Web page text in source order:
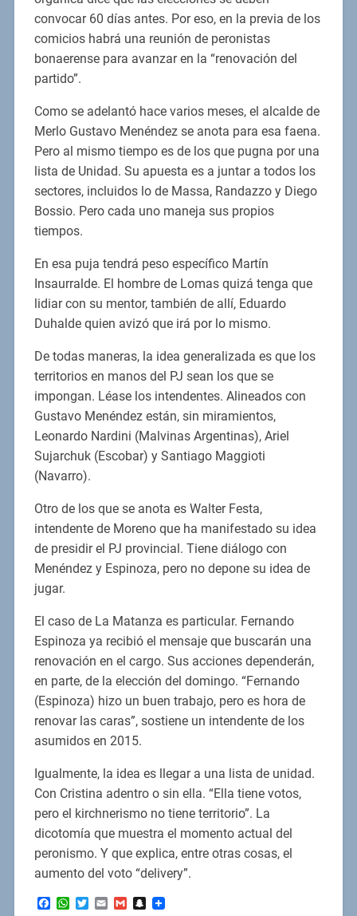
convocar 60 días antes. Por eso, en la previa de los
comicios habrá una reunión de peronistas
bonaerense para avanzar en la “renovación del
partido”.
Como se adelantó hace varios meses, el alcalde de
Merlo Gustavo Menéndez se anota para esa faena.
Pero al mismo tiempo es de los que pugna por una
lista de Unidad. Su apuesta es a juntar a todos los
sectores, incluidos lo de Massa, Randazzo y Diego
Bossio. Pero cada uno maneja sus propios
tiempos.
En esa puja tendrá peso específico Martín
Insaurralde. El hombre de Lomas quizá tenga que
lidiar con su mentor, también de allí, Eduardo
Duhalde quien avizó que irá por lo mismo.
De todas maneras, la idea generalizada es que los
territorios en manos del PJ sean los que se
impongan. Léase los intendentes. Alineados con
Gustavo Menéndez están, sin miramientos,
Leonardo Nardini (Malvinas Argentinas), Ariel
Sujarchuk (Escobar) y Santiago Maggioti
(Navarro).
Otro de los que se anota es Walter Festa,
intendente de Moreno que ha manifestado su idea
de presidir el PJ provincial. Tiene diálogo con
Menéndez y Espinoza, pero no depone su idea de
jugar.
El caso de La Matanza es particular. Fernando
Espinoza ya recibió el mensaje que buscarán una
renovación en el cargo. Sus acciones dependerán,
en parte, de la elección del domingo. “Fernando
(Espinoza) hizo un buen trabajo, pero es hora de
renovar las caras”, sostiene un intendente de los
asumidos en 2015.
Igualmente, la idea es llegar a una lista de unidad.
Con Cristina adentro o sin ella. “Ella tiene votos,
pero el kirchnerismo no tiene territorio”. La
dicotomía que muestra el momento actual del
peronismo. Y que explica, entre otras cosas, el
aumento del voto “delivery”.
Facebook
WhatsApp
Twitter
EmailGmailSnapchat